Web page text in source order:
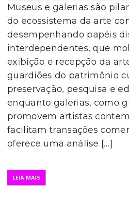
Museus e galerias são
do ecossistema da arte
desempenhando papéis
interdependentes, que
exibição e recepção da
guardiões do patrimônio
preservação, pesquisa e
enquanto galerias, como
promovem artistas
facilitam transações
oferece uma análise […]
LEIA MAIS